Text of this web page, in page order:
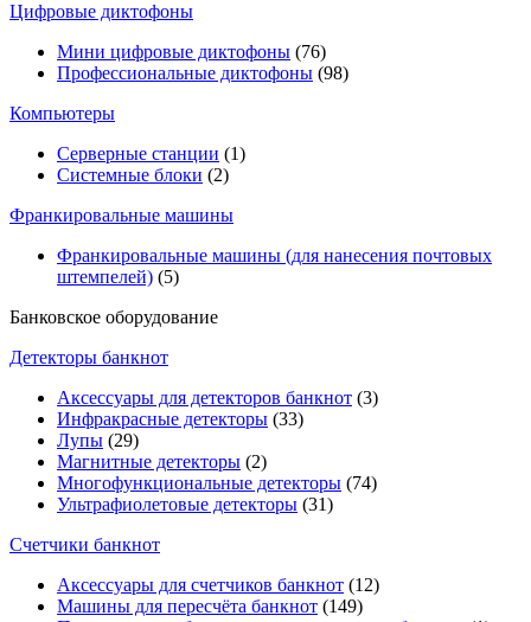
Цифровые диктофоны
Мини цифровые диктофоны (76)
Профессиональные диктофоны (98)
Компьютеры
Серверные станции (1)
Системные блоки (2)
Франкировальные машины
Франкировальные машины (для нанесения почтовых
штемпелей) (5)
Банковское оборудование
Детекторы банкнот
Аксессуары для детекторов банкнот (3)
Инфракрасные детекторы (33)
Лупы (29)
Магнитные детекторы (2)
Многофункциональные детекторы (74)
Ультрафиолетовые детекторы (31)
Счетчики банкнот
Аксессуары для счетчиков банкнот (12)
Машины для пересчёта банкнот (149)